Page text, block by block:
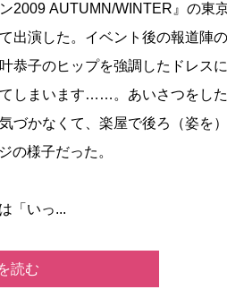
2009 AUTUMN/WINTER』の東
出演した。イベント後の報道陣
恭子のヒップを強調したドレス
しまいます……。あいさつをし
づかなくて、楽屋で後ろ（姿を
の様子だった。
「いっ...
読む